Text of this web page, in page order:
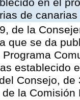
en el
de canarias
de la
que se da
establecido
Consejo,
la